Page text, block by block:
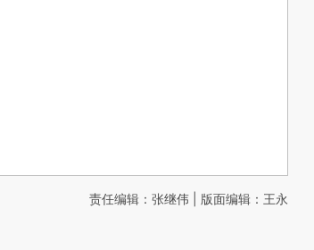
责任编辑：张继伟 | 版面编辑：王永